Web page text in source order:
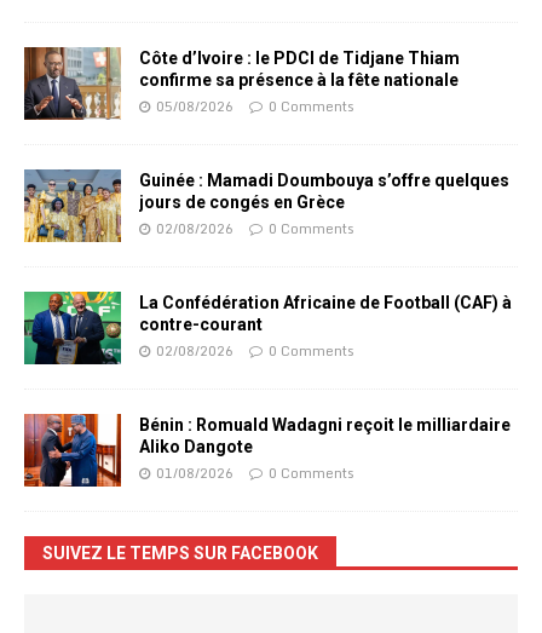
Côte d’Ivoire : le PDCI de Tidjane Thiam
confirme sa présence à la fête nationale
05/08/2026 0 Comments
Guinée : Mamadi Doumbouya s’offre quelques
jours de congés en Grèce
02/08/2026 0 Comments
La Confédération Africaine de Football (CAF) à
contre-courant
02/08/2026 0 Comments
Bénin : Romuald Wadagni reçoit le milliardaire
Aliko Dangote
01/08/2026 0 Comments
SUIVEZ LE TEMPS SUR FACEBOOK